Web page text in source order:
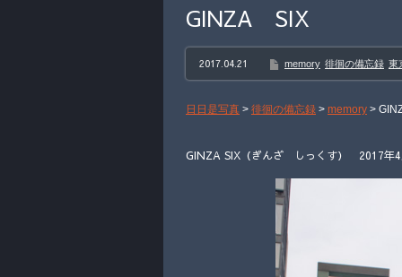
GINZA SIX
2017.04.21 memory 徘徊の備忘録 東
日日是写真 > 徘徊の備忘録 > memory >
GINZA SIX（ぎんざ しっくす） 2017年4